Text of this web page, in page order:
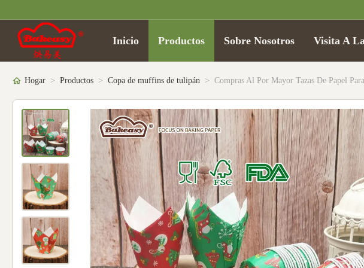
Inicio Productos Sobre Nosotros Visita A
Hogar > Productos > Copa de muffins de tulipán > Compras Al Por Mayor Tazas De Papel